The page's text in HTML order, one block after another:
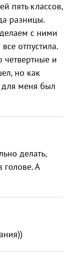
пять классов,
разницы.
с ними
отпустила.
четвертные и
но как
меня был
делать,
голове. А